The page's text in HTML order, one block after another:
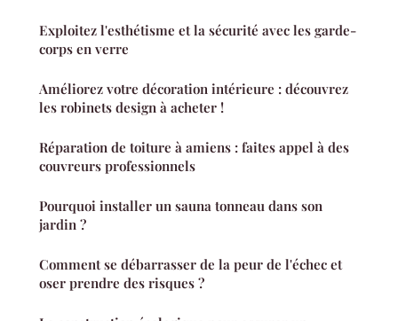
Exploitez l'esthétisme et la sécurité avec les garde-
corps en verre
Améliorez votre décoration intérieure : découvrez
les robinets design à acheter !
Réparation de toiture à amiens : faites appel à des
couvreurs professionnels
Pourquoi installer un sauna tonneau dans son
jardin ?
Comment se débarrasser de la peur de l'échec et
oser prendre des risques ?